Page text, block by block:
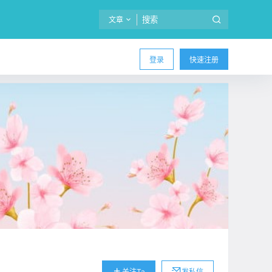
文章
登录 快速注册